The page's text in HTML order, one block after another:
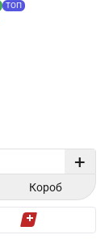
ТОП
+
Короб